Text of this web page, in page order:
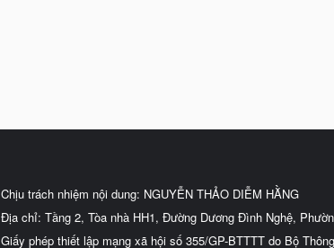
Chịu trách nhiệm nội dung: NGUYỄN THẢO DIỄM HẰNG
Địa chỉ: Tầng 2, Tòa nhà HH1, Đường Dương Đình Nghệ,
Giấy phép thiết lập mạng xã hội số 355/GP-BTTTT do Bộ